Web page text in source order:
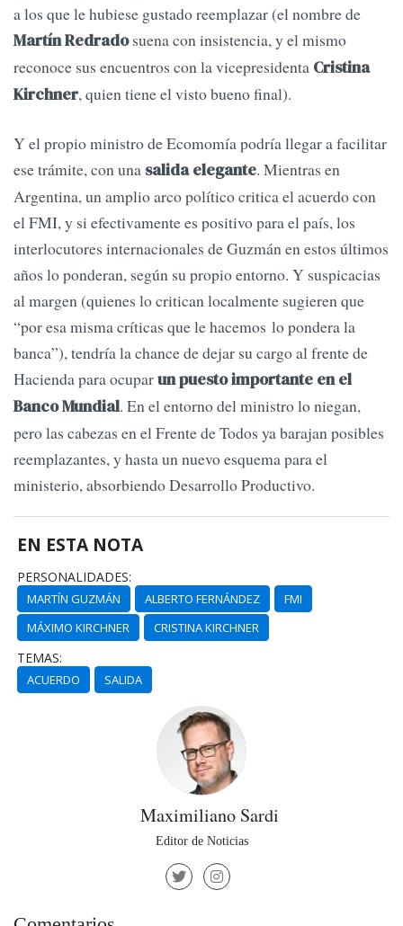
a los que le hubiese gustado reemplazar (el nombre de
Martín Redradosuena con insistencia, y el mismo
reconoce sus encuentros con la vicepresidenta Cristina
Kirchner, quien tiene el visto bueno final).
Y el propio ministro de Ecomomía podría llegar a facilitar
ese trámite, con una salida elegante. Mientras en
Argentina, un amplio arco político critica el acuerdo con
el FMI, y si efectivamente es positivo para el país, los
interlocutores internacionales de Guzmán en estos últimos
años lo ponderan, según su propio entorno. Y suspicacias
al margen (quienes lo critican localmente sugieren que
“por esa misma críticas que le hacemos lo pondera la
banca”), tendría la chance de dejar su cargo al frente de
Hacienda para ocuparun puesto importante en el
Banco Mundial. En el entorno del ministro lo niegan,
pero las cabezas en el Frente de Todos ya barajan posibles
reemplazantes, y hasta un nuevo esquema para el
ministerio, absorbiendo Desarrollo Productivo.
EN ESTA NOTA
PERSONALIDADES:
MARTÍN GUZMÁN ALBERTO FERNÁNDEZ
FMI
MÁXIMO KIRCHNER
CRISTINA KIRCHNER
TEMAS:
ACUERDO SALIDA
Maximiliano Sardi
Editor de Noticias